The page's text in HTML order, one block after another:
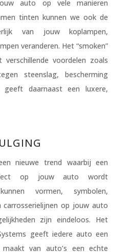
auto op vele manieren
tinten kunnen we ook de
van jouw koplampen,
veranderen. Het “smoken”
voordelen zoals
steenslag, bescherming
daarnaast een luxere,
nieuwe trend waarbij een
op jouw auto wordt
vormen, symbolen,
carrosserielijnen op jouw auto
zijn eindeloos. Het
geeft iedere auto een
van auto’s een echte